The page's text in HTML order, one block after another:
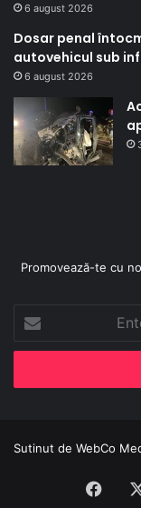
6 august 2026
Dosar penal
autovehicul sub
6 august 2026
Promovează-te cu
Enter
your
Email
Sutinut de WebCo